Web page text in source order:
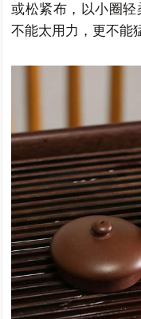
或松紧布，以小圈轻
不能太用力，更不能